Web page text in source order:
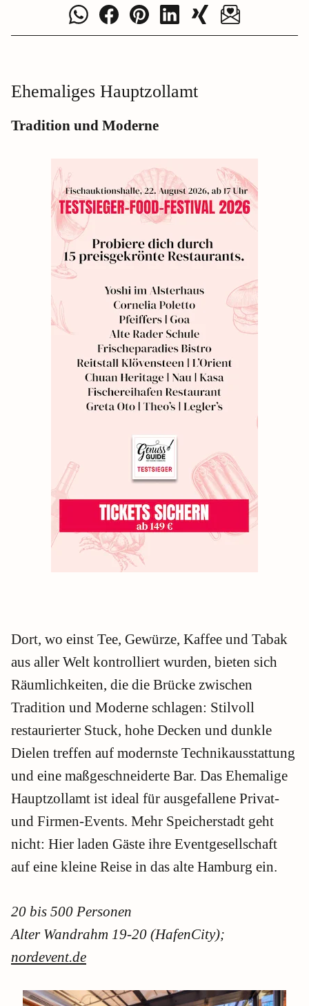
Ehemaliges Hauptzollamt
Tradition und Moderne
Dort, wo einst Tee, Gewürze, Kaffee und Tabak
aus aller Welt kontrolliert wurden, bieten sich
Räumlichkeiten, die die Brücke zwischen
Tradition und Moderne schlagen: Stilvoll
restaurierter Stuck, hohe Decken und dunkle
Dielen treffen auf modernste Technikausstattung
und eine maßgeschneiderte Bar. Das Ehemalige
Hauptzollamt ist ideal für ausgefallene Privat-
und Firmen-Events. Mehr Speicherstadt geht
nicht: Hier laden Gäste ihre Eventgesellschaft
auf eine kleine Reise in das alte Hamburg ein.
20 bis 500 Personen
Alter Wandrahm 19-20 (HafenCity);
nordevent.de